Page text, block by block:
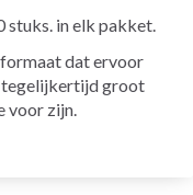
stuks. in elk pakket.
formaat dat ervoor
tegelijkertijd groot
voor zijn.